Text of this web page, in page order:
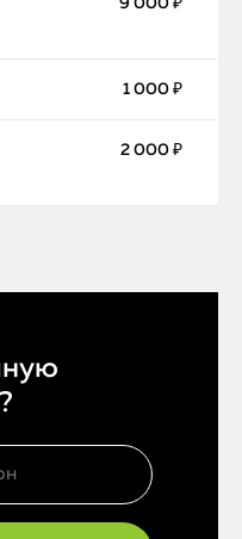
9 000 ₽
1 000 ₽
2 000 ₽